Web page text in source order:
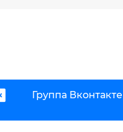
Группа Вконтакте